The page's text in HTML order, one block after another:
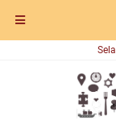
Selamat